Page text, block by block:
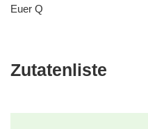
Euer Q
Zutatenliste